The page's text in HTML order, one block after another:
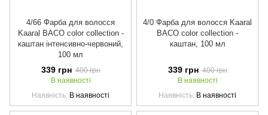
4/66 Фарба для волосся
Kaaral BACO color collection -
каштан інтенсивно-червоний,
100 мл
339 грн 400 грн
В наявності
Наявність В наявності
4/0 Фарба для волосся Kaaral
BACO color collection -
каштан, 100 мл
339 грн 400 грн
В наявності
Наявність В наявності